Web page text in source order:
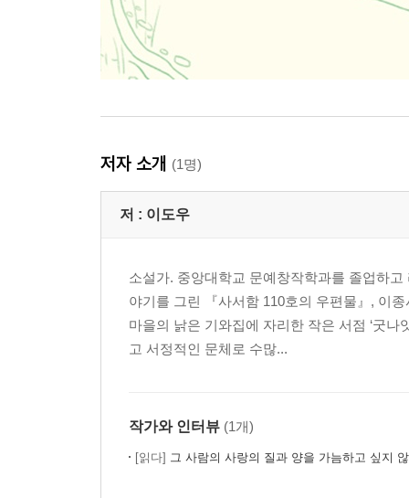
저자 소개 (1명)
저 : 이도우
소설가. 중앙대학교 문예창작학과를 졸업하
야기를 그린 『사서함 110호의 우편물』, 이
마을의 낡은 기와집에 자리한 작은 서점 ‘굿
고 서정적인 문체로 수많...
작가와 인터뷰 (1개)
[읽다] 그 사람의 사랑의 질과 양을 가늠하고 싶지